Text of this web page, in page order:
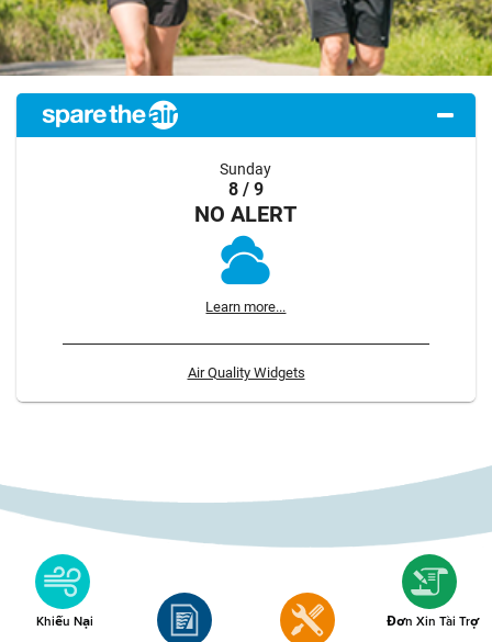
Sunday
8 / 9
NO ALERT
Learn more...
Air Quality Widgets
Khiếu Nại Đơn Xin Tài Trợ